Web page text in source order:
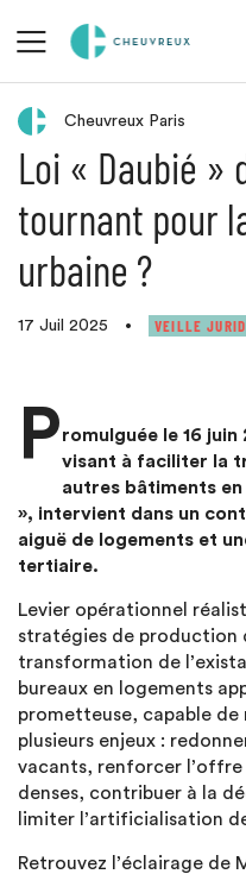
Retour aux actualités
Cheuvreux Paris
Loi « Daubié »
tournant pour
urbaine ?
17 Juil 2025 • VEILLE
Promulguée le 16
visant à faciliter la
autres bâtiments
», intervient dans un
aiguë de logements et
tertiaire.
Levier opérationnel
stratégies de production
transformation de
bureaux en logements
prometteuse, capable
plusieurs enjeux :
vacants, renforcer l’offre
denses, contribuer à la
limiter l’artificialisation
Retrouvez l’éclairage de